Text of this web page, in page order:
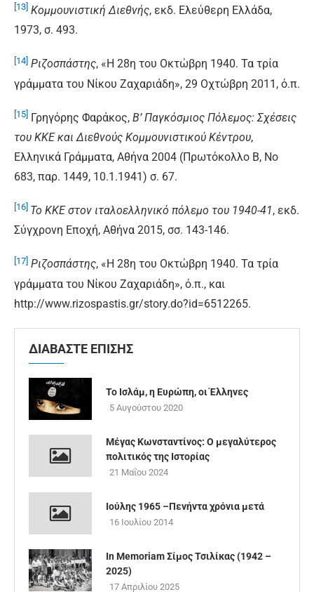
[13] Κομμουνιστική Διεθνής, εκδ. Ελεύθερη Ελλάδα,
1973, σ. 493.
[14] Ριζοσπάστης, «Η 28η του Οκτώβρη 1940. Τα τρία
γράμματα του Νίκου Ζαχαριάδη», 29 Οχτώβρη 2011, ό.π.
[15] Γρηγόρης Φαράκος, Β’ Παγκόσμιος Πόλεμος: Σχέσεις
του ΚΚΕ και Διεθνούς Κομμουνιστικού Κέντρου,
Ελληνικά Γράμματα, Αθήνα 2004 (Πρωτόκολλο Β, Νο
683, παρ. 1449, 10.1.1941) σ. 67.
[16] Το ΚΚΕ στον ιταλοελληνικό πόλεμο του 1940-41, εκδ.
Σύγχρονη Εποχή, Αθήνα 2015, σσ. 143-146.
[17] Ριζοσπάστης, «Η 28η του Οκτώβρη 1940. Τα τρία
γράμματα του Νίκου Ζαχαριάδη», ό.π., και
http://www.rizospastis.gr/story.do?id=6512265.
ΔΙΑΒΑΣΤΕ ΕΠΙΣΗΣ
Το Ισλάμ, η Ευρώπη, οι Έλληνες
5 Αυγούστου 2020
Μέγας Κωνσταντίνος: Ο μεγαλύτερος
πολιτικός της Ιστορίας
21 Μαΐου 2024
Ιούλης 1965 –Πενήντα χρόνια μετά
16 Ιουλίου 2014
In Memoriam Σίμος Τσιλίκας (1942 –
2025)
17 Απριλίου 2025